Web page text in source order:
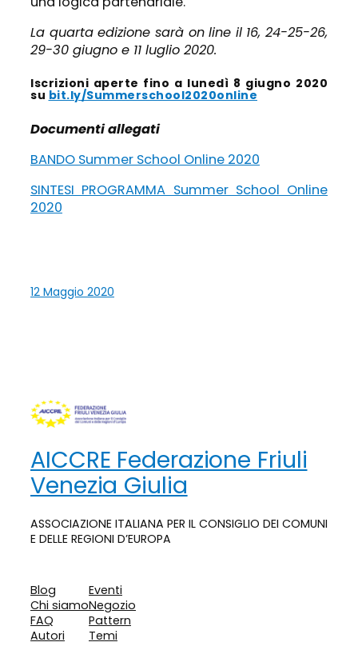
La quarta edizione sarà on line il 16, 24-25-26,
29-30 giugno e 11 luglio 2020.
Iscrizioni aperte fino a lunedì 8 giugno 2020
su bit.ly/Summerschool2020online
Documenti allegati
BANDO Summer School Online 2020
SINTESI PROGRAMMA Summer School Online
2020
12 Maggio 2020
AICCRE Federazione Friuli
Venezia Giulia
ASSOCIAZIONE ITALIANA PER IL CONSIGLIO DEI COMUNI
E DELLE REGIONI D’EUROPA
Blog
Chi siamo
FAQ
Autori
Eventi
Negozio
Pattern
Temi